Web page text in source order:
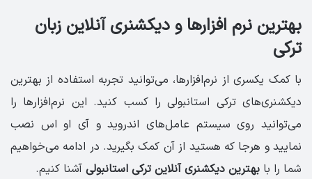
بهترین نرم افزارها و دیکشنری آنلاین زبان
ترکی
با کمک یکسری از نرم‌افزارها، می‌توانید تجربه استفاده از بهترین
دیکشنری‌های ترکی استانبولی را کسب کنید. این نرم‌افزارها را
می‌توانید روی سیستم عامل‌های اندروید و آی او اس نصب
نمایید و هرجا که هستید از آن کمک بگیرید. در ادامه می‌خواهیم
شما را با بهترین دیکشنری آنلاین ترکی استانبولی آشنا کنیم.